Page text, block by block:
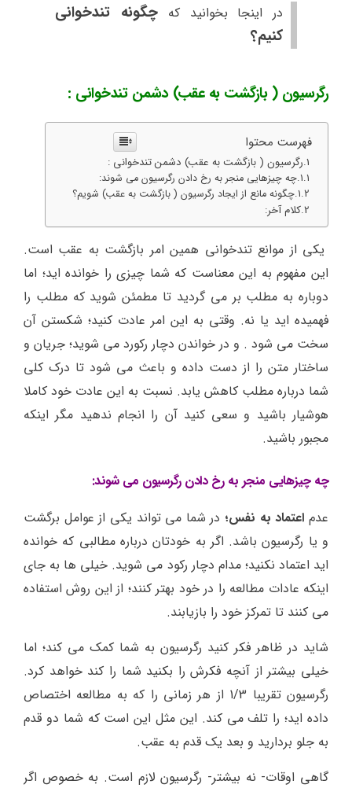
در اینجا بخوانید که چگونه تندخوانی
کنیم؟
رگرسیون ( بازگشت به عقب) دشمن تندخوانی :
فهرست محتوا
رگرسیون ( بازگشت به عقب) دشمن تندخوانی :
چه چیزهایی منجر به رخ دادن رگرسیون می شوند:
چگونه مانع از ایجاد رگرسیون ( بازگشت به عقب) شویم؟
کلام آخر:
یکی از موانع تندخوانی همین امر بازگشت به عقب است.
این مفهوم به این معناست که شما چیزی را خوانده اید؛ اما
دوباره به مطلب بر می گردید تا مطمئن شوید که مطلب را
فهمیده اید یا نه. وقتی به این امر عادت کنید؛ شکستن آن
سخت می شود . و در خواندن دچار رکورد می شوید؛ جریان و
ساختار متن را از دست داده و باعث می شود تا درک کلی
شما درباره مطلب کاهش یابد. نسبت به این عادت خود کاملا
هوشیار باشید و سعی کنید آن را انجام ندهید مگر اینکه
مجبور باشید.
چه چیزهایی منجر به رخ دادن رگرسیون می شوند:
عدماعتماد به نفس؛ در شما می تواند یکی از عوامل برگشت
و یا رگرسیون باشد. اگر به خودتان درباره مطالبی که خوانده
اید اعتماد نکنید؛ مدام دچار رکود می شوید. خیلی ها به جای
اینکه عادات مطالعه را در خود بهتر کنند؛ از این روش استفاده
می کنند تا تمرکز خود را بازیابند.
شاید در ظاهر فکر کنید رگرسیون به شما کمک می کند؛ اما
خیلی بیشتر از آنچه فکرش را بکنید شما را کند خواهد کرد.
رگرسیون تقریبا 1/3 از هر زمانی را که به مطالعه اختصاص
داده اید؛ را تلف می کند. این مثل این است که شما دو قدم
به جلو بردارید و بعد یک قدم به عقب.
گاهی اوقات- نه بیشتر- رگرسیون لازم است. به خصوص اگر